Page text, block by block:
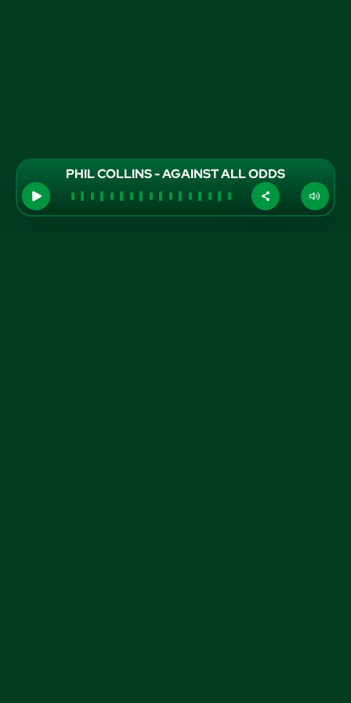
PHIL COLLINS - AGAINST ALL ODDS